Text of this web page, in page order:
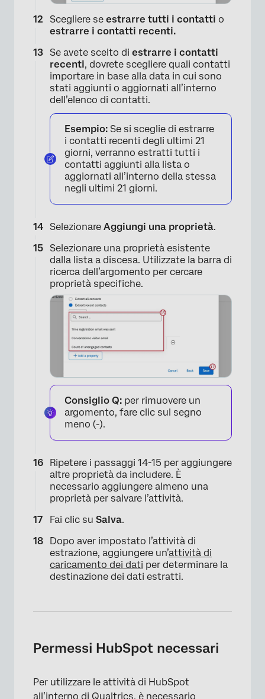
×
×
Scegliere se estrarre tutti i contatti o
estrarre i contatti recenti.
Se avete scelto di estrarre i contatti
recenti, dovrete scegliere quali contatti
importare in base alla data in cui sono
stati aggiunti o aggiornati all’interno
dell’elenco di contatti.
Esempio: Se si sceglie di estrarre
i contatti recenti degli ultimi 21
giorni, verranno estratti tutti i
contatti aggiunti alla lista o
aggiornati all’interno della stessa
negli ultimi 21 giorni.
Selezionare Aggiungi una proprietà.
Selezionare una proprietà esistente
dalla lista a discesa. Utilizzate la barra di
ricerca dell’argomento per cercare
proprietà specifiche.
×
Consiglio Q: per rimuovere un
argomento, fare clic sul segno
meno (-).
Ripetere i passaggi 14-15 per aggiungere
altre proprietà da includere. È
necessario aggiungere almeno una
proprietà per salvare l’attività.
Fai clic su Salva.
Dopo aver impostato l’attività di
estrazione, aggiungere un’attività di
caricamento dei dati per determinare la
destinazione dei dati estratti.
Permessi HubSpot necessari
Per utilizzare le attività di HubSpot
all’interno di Qualtrics, è necessario